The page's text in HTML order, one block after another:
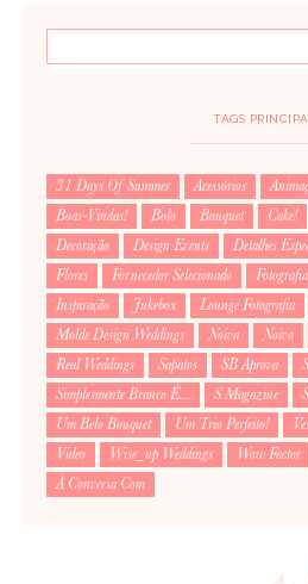
TAGS
31 Days Of Summer Acessórios
Boas-Vindas!
Bolo Bouquet Cake!
Decoração
Design Events Detalhes
Flores
Fornecedor Selecionado Fotografia
Inspiração
Jukebox Lounge Fotografia
Molde Design Weddings
Noiva Noivo
Real Weddings
Sapatos SB Aprova
Simplesmente Branco É...
S Magazine
Um Belo Bouquet
Um Trio Perfeito!
Video
Wise_up Weddings Wow Factor
À Conversa Com